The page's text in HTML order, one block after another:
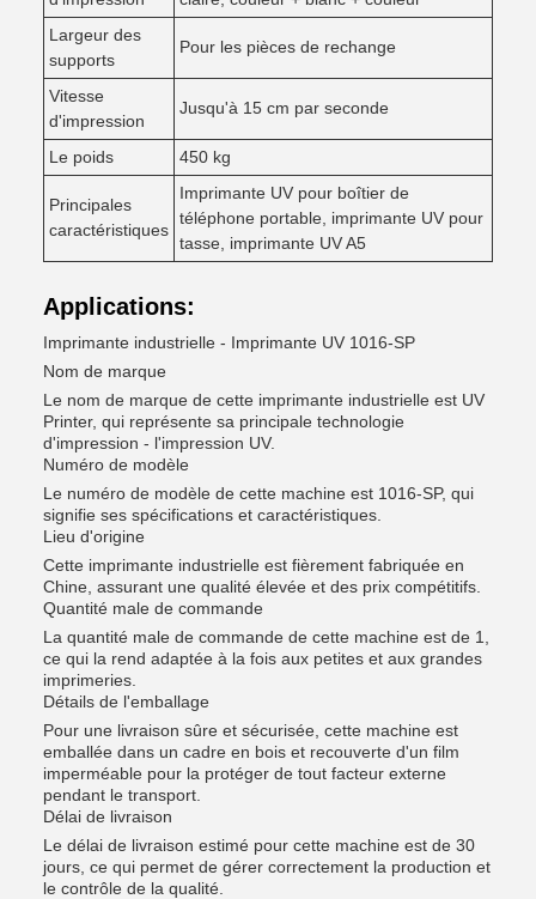
Largeur des
supports
Pour les pièces de rechange
Vitesse
d'impression
Jusqu'à 15 cm par seconde
Le poids 450 kg
Principales
caractéristiques
Imprimante UV pour boîtier de
téléphone portable, imprimante UV pour
tasse, imprimante UV A5
Applications:
Imprimante industrielle - Imprimante UV 1016-SP
Nom de marque
Le nom de marque de cette imprimante industrielle est UV
Printer, qui représente sa principale technologie
d'impression - l'impression UV.
Numéro de modèle
Le numéro de modèle de cette machine est 1016-SP, qui
signifie ses spécifications et caractéristiques.
Lieu d'origine
Cette imprimante industrielle est fièrement fabriquée en
Chine, assurant une qualité élevée et des prix compétitifs.
Quantité male de commande
La quantité male de commande de cette machine est de 1,
ce qui la rend adaptée à la fois aux petites et aux grandes
imprimeries.
Détails de l'emballage
Pour une livraison sûre et sécurisée, cette machine est
emballée dans un cadre en bois et recouverte d'un film
imperméable pour la protéger de tout facteur externe
pendant le transport.
Délai de livraison
Le délai de livraison estimé pour cette machine est de 30
jours, ce qui permet de gérer correctement la production et
le contrôle de la qualité.